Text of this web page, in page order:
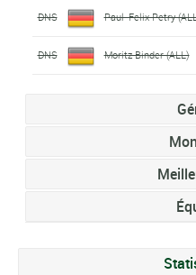
DNS Paul-Felix Petry
DNS Moritz Binder (ALL)